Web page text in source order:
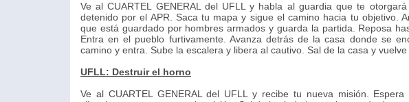
Ve al CUARTEL GENERAL del UFLL y habla al guardia que te
detenido por el APR. Saca tu mapa y sigue el camino hacia tu objetivo.
que está guardado por hombres armados y guarda la partida. Reposa
Entra en el pueblo furtivamente. Avanza detrás de la casa donde se
camino y entra. Sube la escalera y libera al cautivo. Sal de la casa y vuelve
UFLL: Destruir el horno
Ve al CUARTEL GENERAL del UFLL y recibe tu nueva misión.